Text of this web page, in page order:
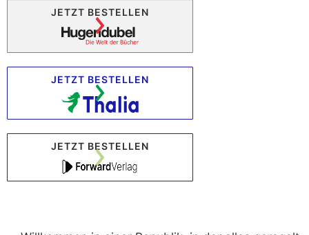
JETZT BESTELLEN
JETZT BESTELLEN
JETZT BESTELLEN